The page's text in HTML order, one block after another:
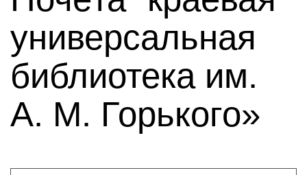
универсальная
библиотека им.
А. М. Горького»